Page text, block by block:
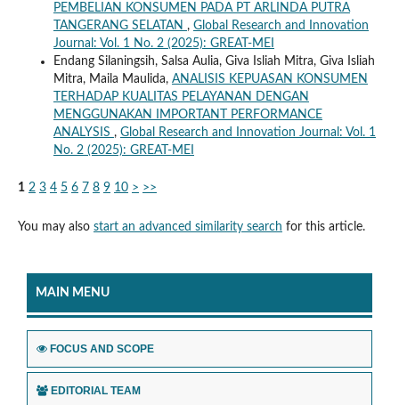
PEMBELIAN KONSUMEN PADA PT ARLINDA PUTRA
TANGERANG SELATAN , Global Research and Innovation
Journal: Vol. 1 No. 2 (2025): GREAT-MEI
Endang Silaningsih, Salsa Aulia, Giva Isliah Mitra, Giva Isliah
Mitra, Maila Maulida, ANALISIS KEPUASAN KONSUMEN
TERHADAP KUALITAS PELAYANAN DENGAN
MENGGUNAKAN IMPORTANT PERFORMANCE
ANALYSIS , Global Research and Innovation Journal: Vol. 1
No. 2 (2025): GREAT-MEI
1 2 3 4 5 6 7 8 9 10 > >>
You may also start an advanced similarity search for this article.
MAIN MENU
FOCUS AND SCOPE
EDITORIAL TEAM